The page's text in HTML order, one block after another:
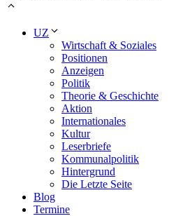
UZ
Wirtschaft & Soziales
Positionen
Anzeigen
Politik
Theorie & Geschichte
Aktion
Internationales
Kultur
Leserbriefe
Kommunalpolitik
Hintergrund
Die Letzte Seite
Blog
Termine